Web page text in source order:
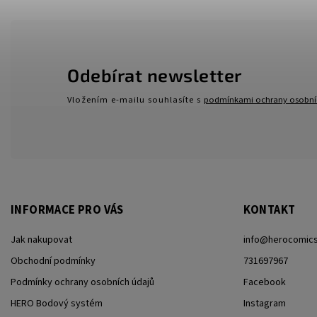
INFORMACE PRO VÁS
Jak nakupovat
Obchodní podmínky
Podmínky ochrany osobních údajů
HERO Bodový systém
KONTAKT
info@
731697967
Facebook
Instagram
Odebírat newsletter
Vložením e-mailu souhlasíte s podmínkami ochrany